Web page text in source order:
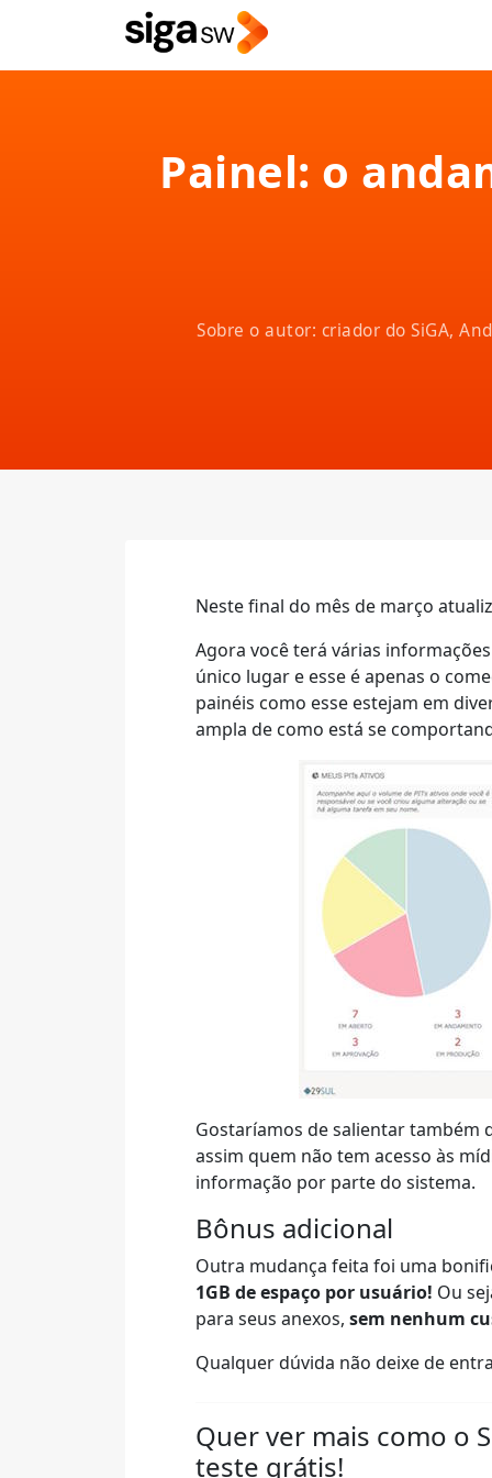
Painel: o
Sobre o autor: criador do SiGA,
Neste final do mês de março
Agora você terá várias
único lugar e esse é apenas o
painéis como esse estejam em
ampla de como está se
Gostaríamos de salientar também
assim quem não tem acesso às
informação por parte do sistema.
Bônus adicional
Outra mudança feita foi uma
1GB de espaço por usuário! Ou
para seus anexos, sem nenhum
Qualquer dúvida não deixe de
Quer ver mais como o
teste grátis!